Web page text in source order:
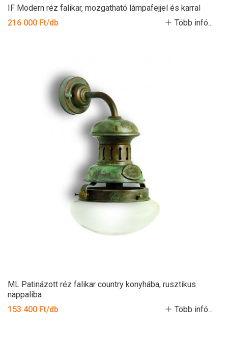
IF Modern réz falikar, mozgatható lámpafejjel és karral
216 000 Ft/db
Több infó...
ML Patinázott réz falikar country konyhába, rusztikus
nappaliba
153 400 Ft/db
Több infó...